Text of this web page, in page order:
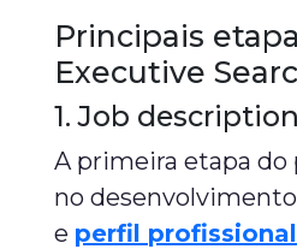
Principais
Executive
1. Job description
A primeira etapa do
no
e perfil profissional